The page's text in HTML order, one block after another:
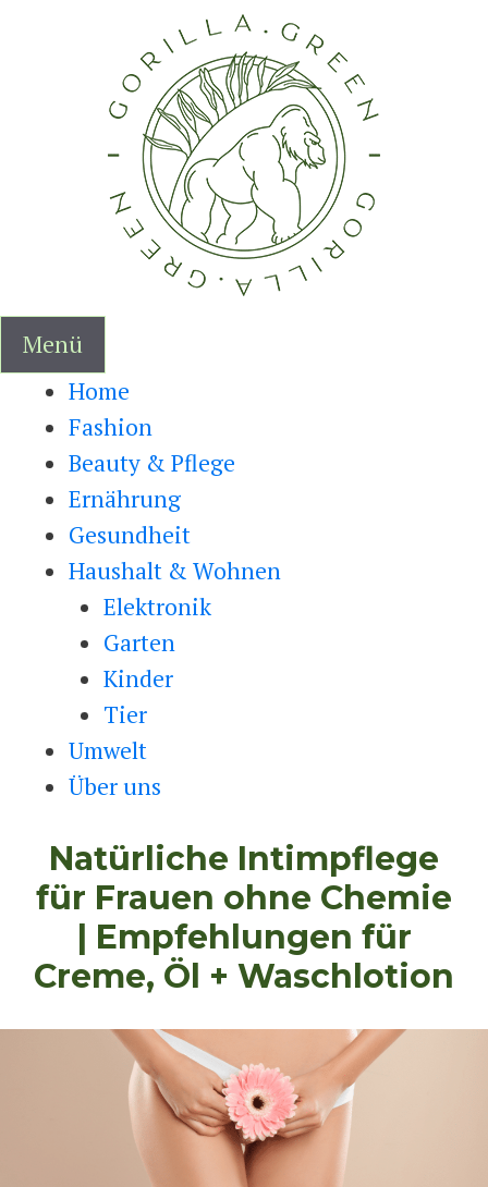
Menü
Home
Fashion
Beauty & Pflege
Ernährung
Gesundheit
Haushalt & Wohnen
Elektronik
Garten
Kinder
Tier
Umwelt
Über uns
Natürliche Intimpflege
für Frauen ohne Chemie
| Empfehlungen für
Creme, Öl + Waschlotion